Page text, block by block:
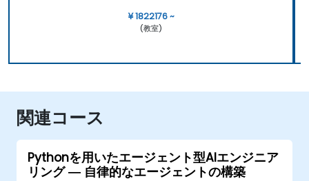
¥ 1822176 ~
(教室)
関連コース
Pythonを用いたエージェント型AIエンジニア
リング ― 自律的なエージェントの構築